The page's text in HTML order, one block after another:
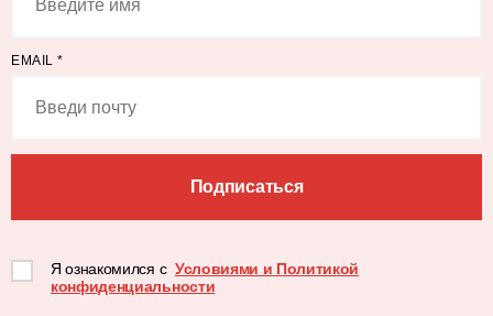
EMAIL *
Подписаться
Я ознакомился с Условиями и Политикой
конфиденциальности